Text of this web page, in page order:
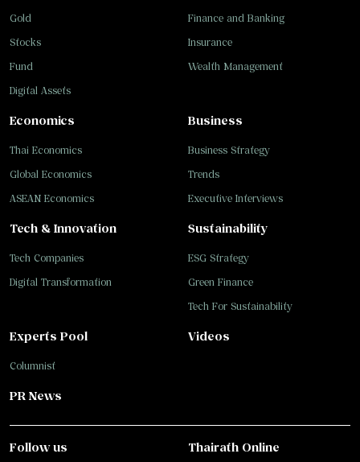
Gold
Stocks
Fund
Digital Assets
Finance and Banking
Insurance
Wealth Management
Business
Business Strategy
Trends
Executive Interviews
Tech & Innovation
Tech Companies
Digital Transformation
Sustainability
ESG Strategy
Green Finance
Tech For Sustainability
Economics
Thai Economics
Global Economics
ASEAN Economics
Experts Pool
Columnist
Videos
PR News
Follow us Thairath Online